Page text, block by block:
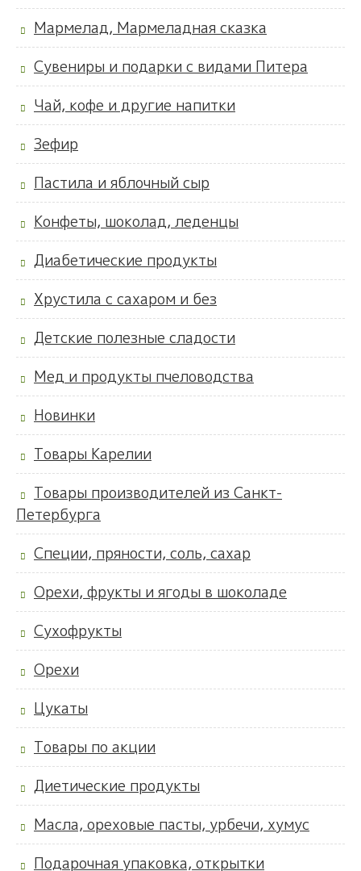
Мармелад, Мармеладная сказка
Сувениры и подарки с видами Питера
Чай, кофе и другие напитки
Зефир
Пастила и яблочный сыр
Конфеты, шоколад, леденцы
Диабетические продукты
Хрустила с сахаром и без
Детские полезные сладости
Мед и продукты пчеловодства
Новинки
Товары Карелии
Товары производителей из Санкт-
Петербурга
Специи, пряности, соль, сахар
Орехи, фрукты и ягоды в шоколаде
Сухофрукты
Орехи
Цукаты
Товары по акции
Диетические продукты
Масла, ореховые пасты, урбечи, хумус
Подарочная упаковка, открытки